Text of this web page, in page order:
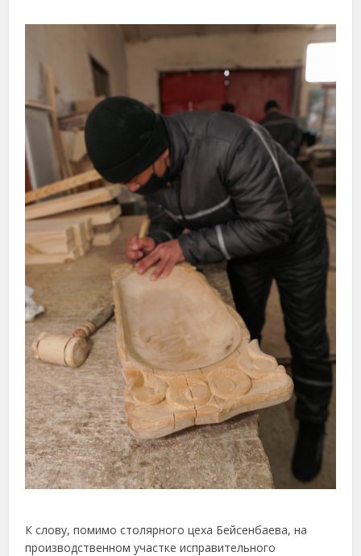
К слову, помимо столярного цеха Бейсенбаева, на
производственном участке исправительного